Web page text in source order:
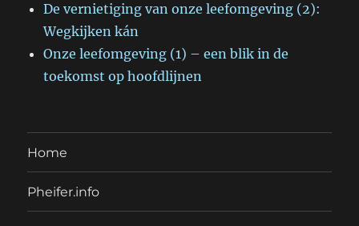
De vernietiging van onze leefomgeving (2):
Wegkijken kán
Onze leefomgeving (1) – een blik in de
toekomst op hoofdlijnen
Home
Pheifer.info